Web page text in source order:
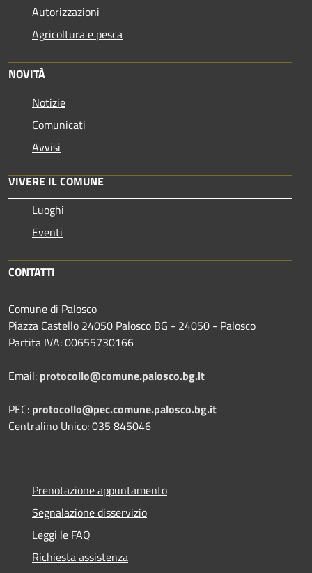
Autorizzazioni
Agricoltura e pesca
NOVITÀ
Notizie
Comunicati
Avvisi
VIVERE IL COMUNE
Luoghi
Eventi
CONTATTI
Comune di Palosco
Piazza Castello 24050 Palosco BG - 24050 - Palosco
Partita IVA: 00655730166
Email: protocollo@comune.palosco.bg.it
PEC: protocollo@pec.comune.palosco.bg.it
Centralino Unico: 035 845046
Prenotazione appuntamento
Segnalazione disservizio
Leggi le FAQ
Richiesta assistenza